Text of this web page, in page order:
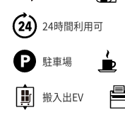
24時間利用可
駐車場
搬入出EV